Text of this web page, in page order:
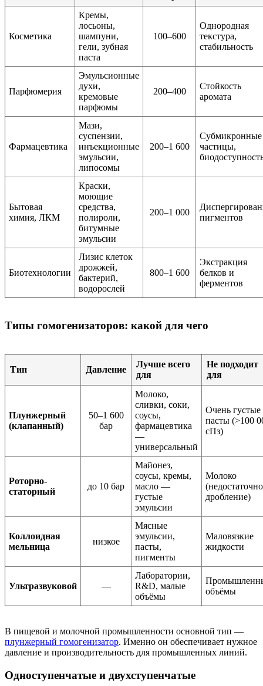
Косметика
Кремы,
лосьоны,
шампуни,
гели, зубная
паста
100–600
Однородная
текстура,
стабильность
Парфюмерия
Эмульсионные
духи,
кремовые
парфюмы
200–400
Стойкость
аромата
Фармацевтика
Мази,
суспензии,
инъекционные
эмульсии,
липосомы
200–1 600
Субмикронные
частицы,
Бытовая
химия, ЛКМ
Краски,
моющие
средства,
полироли,
битумные
эмульсии
200–1 000
пигментов
Биотехнологии
Лизис клеток
дрожжей,
бактерий,
водорослей
800–1 600
Экстракция
белков и
ферментов
Типы гомогенизаторов: какой для чего
Тип Давление
Лучше всего
для
Не подходит
для
Плунжерный
(клапанный)
50–1 600
бар
Молоко,
сливки, соки,
соусы,
фармацевтика
—
универсальный
Очень густые
пасты (>100
сПз)
Роторно-
статорный
до 10 бар
Майонез,
соусы, кремы,
масло —
густые
эмульсии
Молоко
дробление)
Коллоидная
мельница
низкое
Мясные
эмульсии,
пасты,
пигменты
Маловязкие
жидкости
Ультразвуковой —
Лаборатории,
R&D, малые
объёмы
объёмы
В пищевой и молочной промышленности основной тип —
плунжерный гомогенизатор. Именно он обеспечивает нужное
давление и производительность для промышленных линий.
Одноступенчатые и двухступенчатые